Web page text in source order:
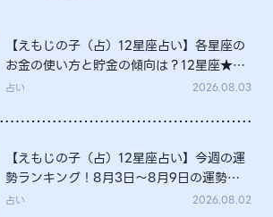
【えもじの子（占）12星座占い】各星座の
お金の使い方と貯金の傾向は？12星座★徹
底解説
占い 2026.08.03
【えもじの子（占）12星座占い】今週の運
勢ランキング！8月3日～8月9日の運勢
は？
占い 2026.08.02